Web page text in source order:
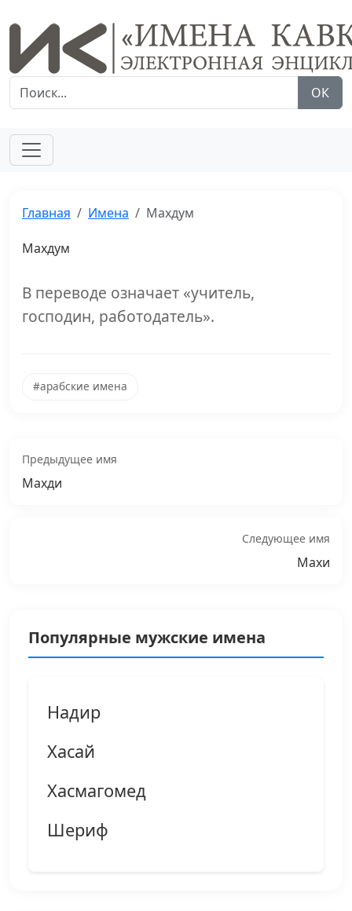
ОК
Главная Имена Махдум
Махдум
В переводе означает «учитель,
господин, работодатель».
#арабские имена
Предыдущее имя
Махди
Следующее имя
Махи
Популярные мужские имена
Надир
Хасай
Хасмагомед
Шериф